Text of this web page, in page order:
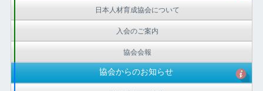
日本人材育成協会について
入会のご案内
協会会報
協会からのお知らせ